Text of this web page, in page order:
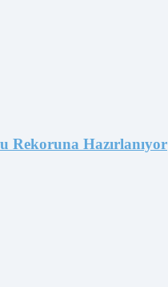
Rekoruna Hazırlanıyor